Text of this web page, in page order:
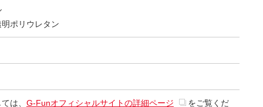
ポリウレタン
は、 G-Funオフィシャルサイトの詳細ページ
をご覧くだ